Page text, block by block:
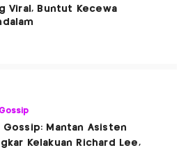
Viral, Buntut Kecewa
Gossip: Mantan Asisten
Kelakuan Richard Lee,